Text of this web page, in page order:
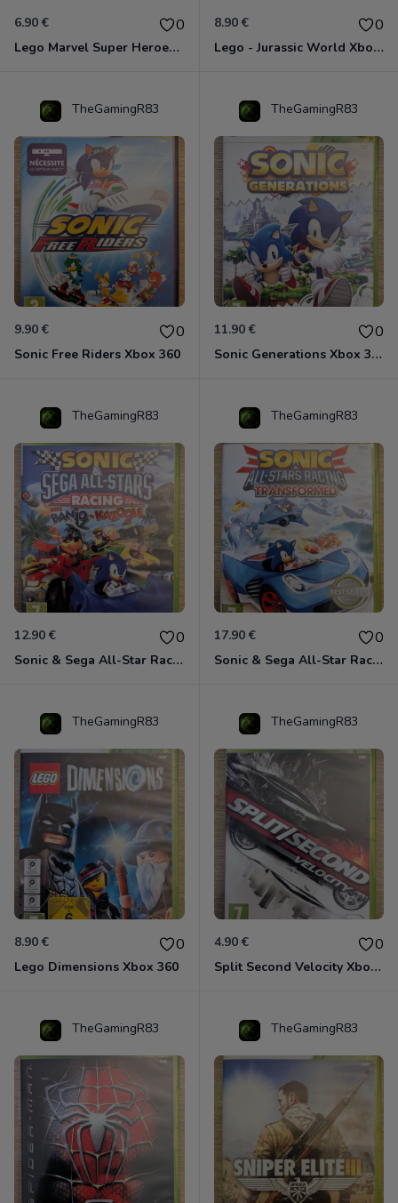
6.90 € 0
Lego Marvel Super Heroes Xbox 360
8.90 € 0
Lego - Jurassic World Xbox 360
TheGamingR83
9.90 € 0
Sonic Free Riders Xbox 360
TheGamingR83
11.90 € 0
Sonic Generations Xbox 360
TheGamingR83
12.90 € 0
Sonic & Sega All-Star Racing avec Banjo-Kazooie Xbox 360
TheGamingR83
17.90 € 0
Sonic & Sega All-Star Racing - Transformed Xbox 360
TheGamingR83
8.90 € 0
Lego Dimensions Xbox 360
TheGamingR83
4.90 € 0
Split Second Velocity Xbox 360
TheGamingR83 TheGamingR83